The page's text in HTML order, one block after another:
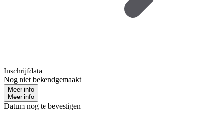
Inschrijfdata
Nog niet bekendgemaakt
Meer info
Meer info
Datum nog te bevestigen